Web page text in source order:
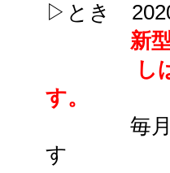
▷とき 2020
新
しばら
す。
毎月1回
す